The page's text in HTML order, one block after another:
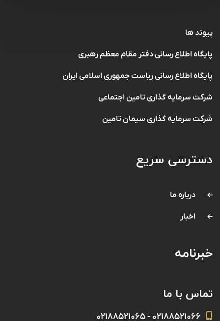
پیوند ها
پایگاه اطلاع رسانی دفتر مقام معظم رهبری
پایگاه اطلاع رسانی ریاست جمهوری اسلامی ایران
شرکت سرمایه گذاری تامین اجتماعی
شرکت سرمایه گذاری سیمان تامین
دسترسی سریع
درباره ما
اخبار
خبرنامه
تماس با ما
۰۲۱۸۸۵۲۱۰۶۶ - ۰۲۱۸۸۵۲۱۰۶۵